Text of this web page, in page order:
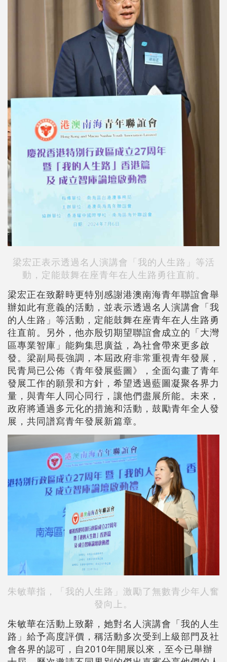
梁宏正表示透過名人演講會「我的人生路」等活
動，定能鼓舞在座青年在人生路勇往直前。
梁宏正在致辭時更特別感謝港澳南海青年聯誼會舉
辦如此有意義的活動，並表示透過名人演講會「我
的人生路」等活動，定能鼓舞在座青年在人生路勇
往直前。另外，他亦殷切期望聯誼會成立的「大灣
區專業智庫」能夠集思廣益，為社會帶來更多啟
發。梁副局長強調，本屆政府非常重視青年發展，
民青局已公佈《青年發展藍圖》，全面勾畫了青年
發展工作的願景和方針，希望透過藍圖凝聚各界力
量，與青年人同心同行，讓他們盡展所能。未來，
政府將通過多元化的措施和活動，鼓勵青年全人發
展，共同譜寫青年發展新篇章。
朱敏華指，「我的人生路」激勵了無數青少年人奮
發向上。
朱敏華在活動上致辭，她對名人演講會「我的人生
路」給予高度評價，稱活動多次受到上級部門及社
會各界的認可，自2010年開展以來，至今已舉辦